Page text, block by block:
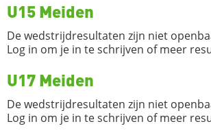
U15 Meiden
De wedstrijdresultaten zijn niet
Log in om je in te schrijven of meer
U17 Meiden
De wedstrijdresultaten zijn niet
Log in om je in te schrijven of meer